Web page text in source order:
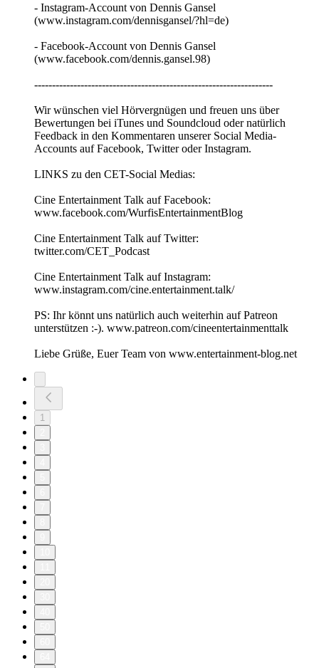
- Instagram-Account von Dennis Gansel
(www.instagram.com/dennisgansel/?hl=de)
- Facebook-Account von Dennis Gansel
(www.facebook.com/dennis.gansel.98)
-------------------------------------------------------------------
Wir wünschen viel Hörvergnügen und freuen uns über
Bewertungen bei iTunes und Soundcloud oder natürlich
Feedback in den Kommentaren unserer Social Media-
Accounts auf Facebook, Twitter oder Instagram.
LINKS zu den CET-Social Medias:
Cine Entertainment Talk auf Facebook:
www.facebook.com/WurfisEntertainmentBlog
Cine Entertainment Talk auf Twitter:
twitter.com/CET_Podcast
Cine Entertainment Talk auf Instagram:
www.instagram.com/cine.entertainment.talk/
PS: Ihr könnt uns natürlich auch weiterhin auf Patreon
unterstützen :-). www.patreon.com/cineentertainmenttalk
Liebe Grüße, Euer Team von www.entertainment-blog.net
1